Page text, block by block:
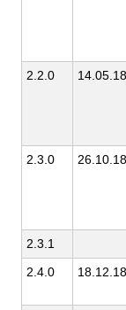
2.2.0 14.05.18
2.3.0 26.10.18
2.3.1
2.4.0
18.12.18